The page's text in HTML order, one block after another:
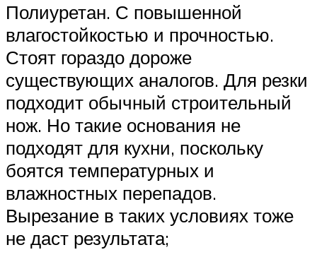
Полиуретан. С повышенной
влагостойкостью и прочностью.
Стоят гораздо дороже
существующих аналогов. Для резки
подходит обычный строительный
нож. Но такие основания не
подходят для кухни, поскольку
боятся температурных и
влажностных перепадов.
Вырезание в таких условиях тоже
не даст результата;